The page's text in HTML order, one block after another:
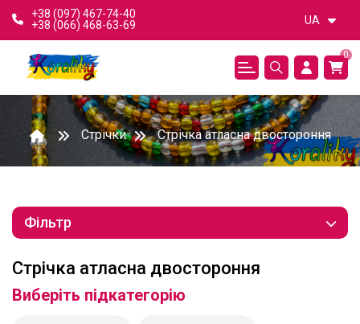
+38 (097) 467-74-40
+38 (066) 468-63-69
UA
0
Стрічки Стрічка атласна двостороння
Фільтр
Стрічка атласна двостороння
Виберіть підкатегорію